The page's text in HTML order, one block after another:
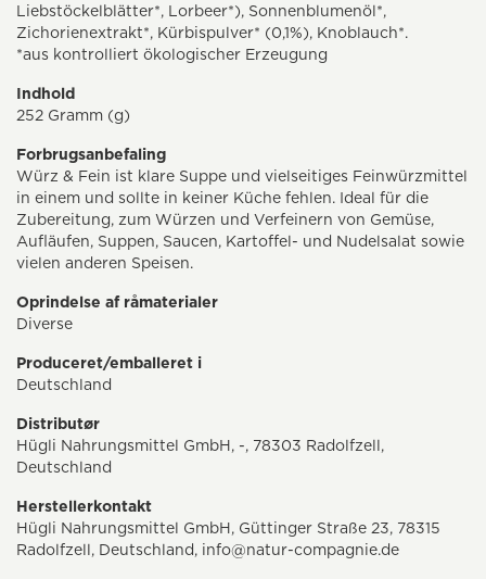
Liebstöckelblätter*, Lorbeer*), Sonnenblumenöl*,
Zichorienextrakt*, Kürbispulver* (0,1%), Knoblauch*.
*aus kontrolliert ökologischer Erzeugung
Indhold
252 Gramm (g)
Forbrugsanbefaling
Würz & Fein ist klare Suppe und vielseitiges Feinwürzmittel
in einem und sollte in keiner Küche fehlen. Ideal für die
Zubereitung, zum Würzen und Verfeinern von Gemüse,
Aufläufen, Suppen, Saucen, Kartoffel- und Nudelsalat sowie
vielen anderen Speisen.
Oprindelse af råmaterialer
Diverse
Produceret/emballeret i
Deutschland
Distributør
Hügli Nahrungsmittel GmbH, -, 78303 Radolfzell,
Deutschland
Herstellerkontakt
Hügli Nahrungsmittel GmbH, Güttinger Straße 23, 78315
Radolfzell, Deutschland, info@natur-compagnie.de